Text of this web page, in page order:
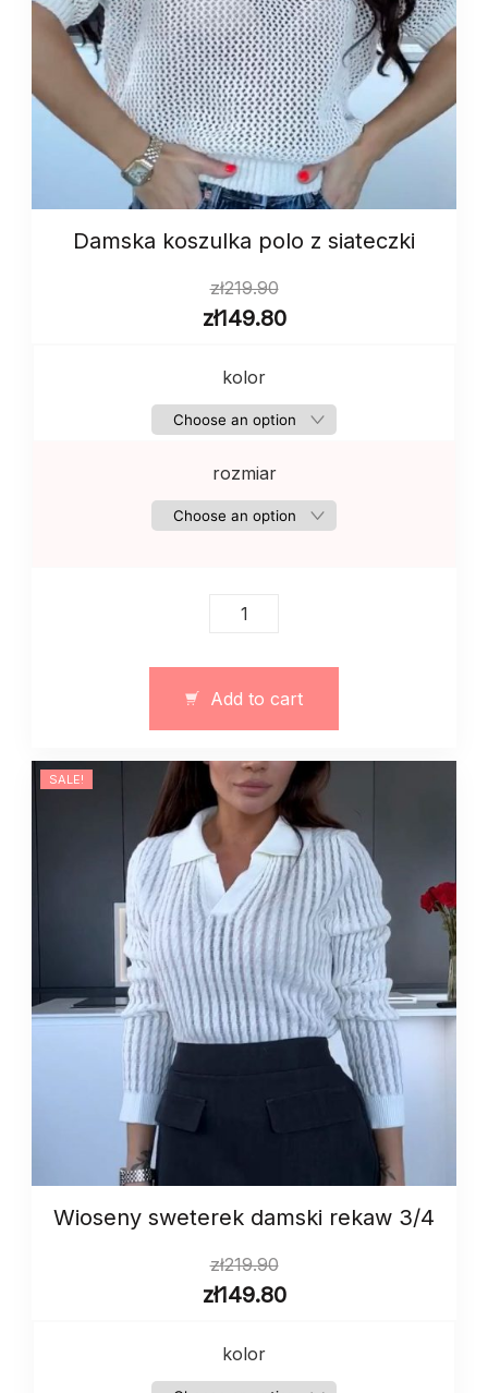
Damska koszulka polo z siateczki
zł219.90
zł149.80
kolor
rozmiar
Damska
siateczki
quantity
Add to cart
SALE!
Wioseny sweterek damski rekaw 3/4
zł219.90
zł149.80
kolor